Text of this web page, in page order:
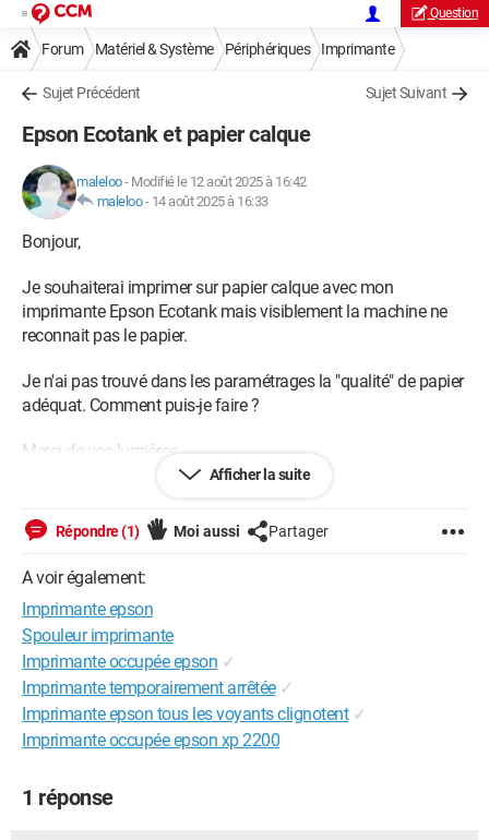
Question
Forum Matériel & Système Périphériques Imprimante
Sujet Précédent Sujet Suivant
Epson Ecotank et papier calque
maleloo- Modifié le 12 août 2025 à 16:42
maleloo- 14 août 2025 à 16:33
Bonjour,
Je souhaiterai imprimer sur papier calque avec mon
imprimante Epson Ecotank mais visiblement la machine ne
reconnait pas le papier.
Je n'ai pas trouvé dans les paramétrages la "qualité" de papier
adéquat. Comment puis-je faire ?
Merci de vos lumières.
Windows / Edge 139.0.0.0
Afficher la suite
Répondre (1) Moi aussi Partager
A voir également:
Imprimante epson
Spouleur imprimante
Imprimante occupée epson ✓
Imprimante temporairement arrêtée ✓
Imprimante epson tous les voyants clignotent ✓
Imprimante occupée epson xp 2200
1 réponse